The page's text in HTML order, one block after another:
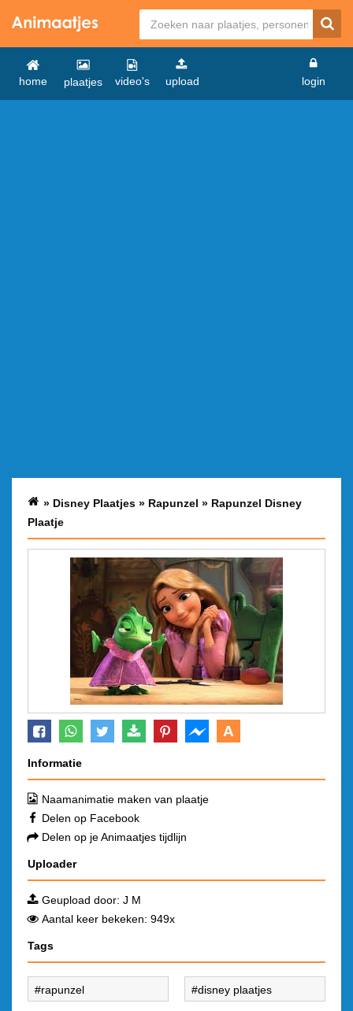
home plaatjes video's upload login
» Disney Plaatjes » Rapunzel » Rapunzel Disney
Plaatje
A
Informatie
Naamanimatie maken van plaatje
Delen op Facebook
Delen op je Animaatjes tijdlijn
Uploader
Geupload door: J M
Aantal keer bekeken: 949x
Tags
rapunzel disney plaatjes